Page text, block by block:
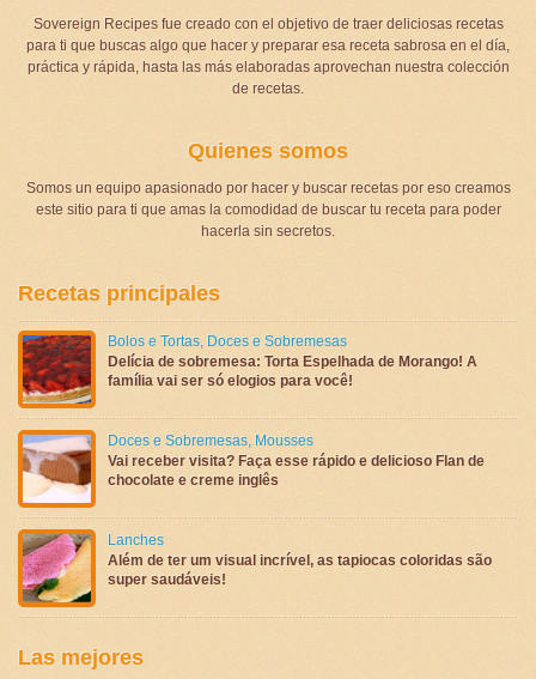
Sovereign Recipes fue creado con el objetivo de traer deliciosas recetas
para ti que buscas algo que hacer y preparar esa receta sabrosa en el día,
práctica y rápida, hasta las más elaboradas aprovechan nuestra colección
de recetas.
Quienes somos
Somos un equipo apasionado por hacer y buscar recetas por eso creamos
este sitio para ti que amas la comodidad de buscar tu receta para poder
hacerla sin secretos.
Recetas principales
Bolos e Tortas, Doces e Sobremesas
Delícia de sobremesa: Torta Espelhada de Morango! A
família vai ser só elogios para você!
Doces e Sobremesas, Mousses
Vai receber visita? Faça esse rápido e delicioso Flan de
chocolate e creme inglês
Lanches
Além de ter um visual incrível, as tapiocas coloridas são
super saudáveis!
Las mejores